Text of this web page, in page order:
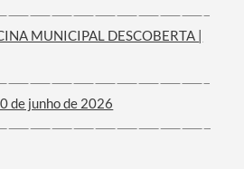
MUNICIPAL DESCOBERTA |
de junho de 2026